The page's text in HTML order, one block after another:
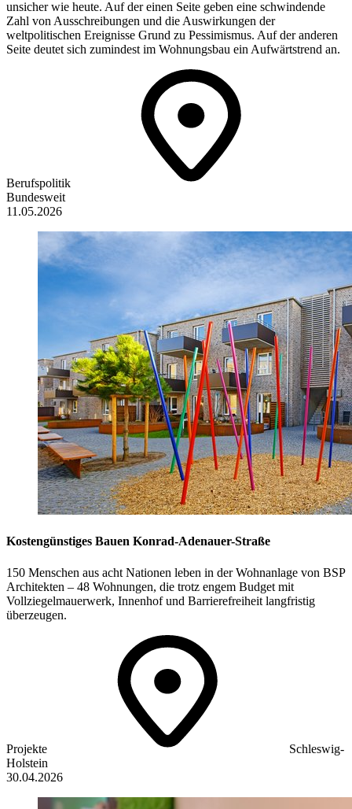
unsicher wie heute. Auf der einen Seite geben eine schwindende
Zahl von Ausschreibungen und die Auswirkungen der
weltpolitischen Ereignisse Grund zu Pessimismus. Auf der anderen
Seite deutet sich zumindest im Wohnungsbau ein Aufwärtstrend an.
Berufspolitik
Bundesweit
11.05.2026
Kostengünstiges Bauen Konrad-Adenauer-Straße
150 Menschen aus acht Nationen leben in der Wohnanlage von BSP
Architekten – 48 Wohnungen, die trotz engem Budget mit
Vollziegelmauerwerk, Innenhof und Barrierefreiheit langfristig
überzeugen.
Projekte
Schleswig-
Holstein
30.04.2026